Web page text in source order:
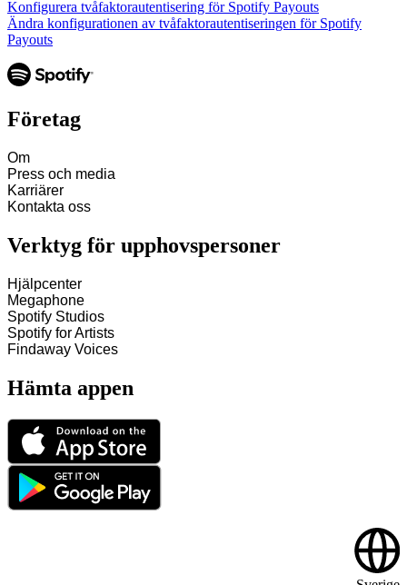
Konfigurera tvåfaktorautentisering för Spotify Payouts
Ändra konfigurationen av tvåfaktorautentiseringen för Spotify
Payouts
Företag
Om
Press och media
Karriärer
Kontakta oss
Verktyg för upphovspersoner
Hjälpcenter
Megaphone
Spotify Studios
Spotify for Artists
Findaway Voices
Hämta appen